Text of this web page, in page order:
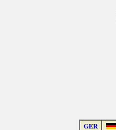
GER